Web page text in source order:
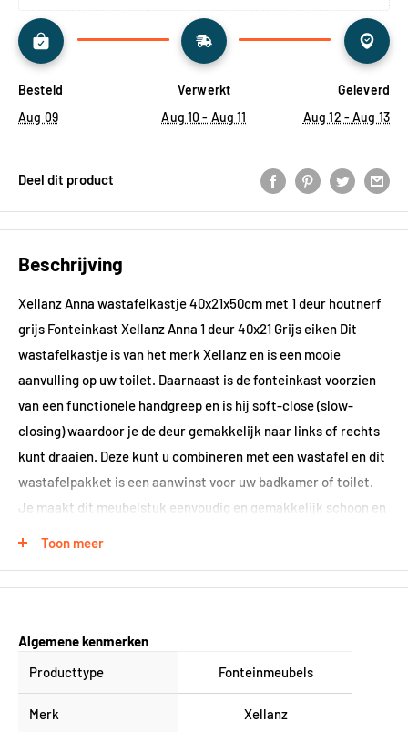
Besteld
Aug 09
Verwerkt
Aug 10 - Aug 11
Geleverd
Aug 12 - Aug 13
Deel dit product
Beschrijving
Xellanz Anna wastafelkastje 40x21x50cm met 1 deur houtnerf
grijs Fonteinkast Xellanz Anna 1 deur 40x21 Grijs eiken Dit
wastafelkastje is van het merk Xellanz en is een mooie
aanvulling op uw toilet. Daarnaast is de fonteinkast voorzien
van een functionele handgreep en is hij soft-close (slow-
closing) waardoor je de deur gemakkelijk naar links of rechts
kunt draaien. Deze kunt u combineren met een wastafel en dit
wastafelpakket is een aanwinst voor uw badkamer of toilet.
Je maakt dit meubelstuk eenvoudig en gemakkelijk schoon en
een ruim assortiment sanitair en verwarming. De producten
geringe diepte van bijvoorbeeld wastafels en douchewanden.
voor iedereen mogelijk om zijn eigen stijl en uitvoering te
bepalen. Specificaties Fonteinkast Xellanz Vision l/r 1 deur
Toon meer
Algemene kenmerken
Producttype
Fonteinmeubels
Merk Xellanz